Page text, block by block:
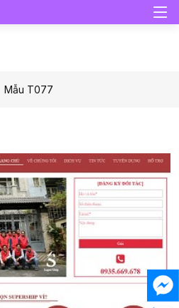
Mẫu T077